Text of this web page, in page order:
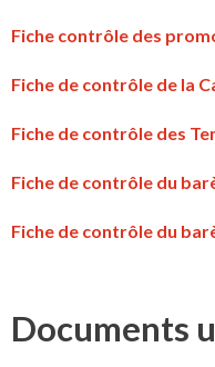
Fiche contrôle des
Fiche de contrôle de la
Fiche de contrôle des
Fiche de contrôle du
Fiche de contrôle du
Documents